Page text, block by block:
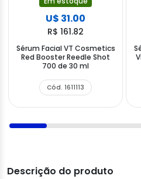
U$ 31.00
R$ 161.82
Sérum Facial VT Cosmetics
Red Booster Reedle Shot
700 de 30 ml
Cód. 1611113
Descrição do produto